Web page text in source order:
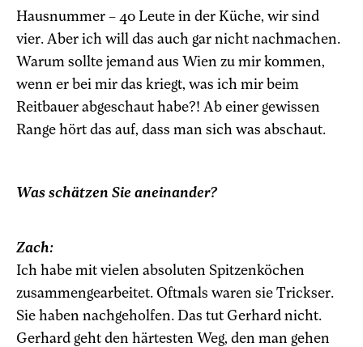
Hausnummer – 40 Leute in der Küche, wir sind
vier. Aber ich will das auch gar nicht nachmachen.
Warum sollte jemand aus Wien zu mir kommen,
wenn er bei mir das kriegt, was ich mir beim
Reitbauer abgeschaut habe?! Ab einer gewissen
Range hört das auf, dass man sich was abschaut.
Was schätzen Sie aneinander?
Zach:
Ich habe mit vielen absoluten Spitzenköchen
zusammengearbeitet. Oftmals waren sie Trickser.
Sie haben nachgeholfen. Das tut Gerhard nicht.
Gerhard geht den härtesten Weg, den man gehen